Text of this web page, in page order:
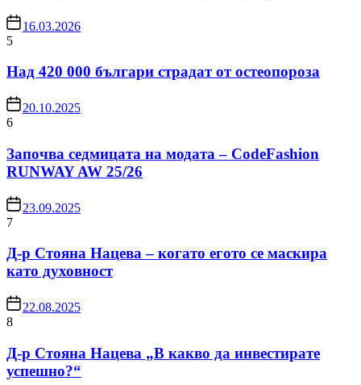
16.03.2026
5
Над 420 000 българи страдат от остеопороза
20.10.2025
6
Започва седмицата на модата – CodeFashion
RUNWAY AW 25/26
23.09.2025
7
Д-р Стояна Нацева – когато егото се маскира
като духовност
22.08.2025
8
Д-р Стояна Нацева „В какво да инвестирате
успешно?“